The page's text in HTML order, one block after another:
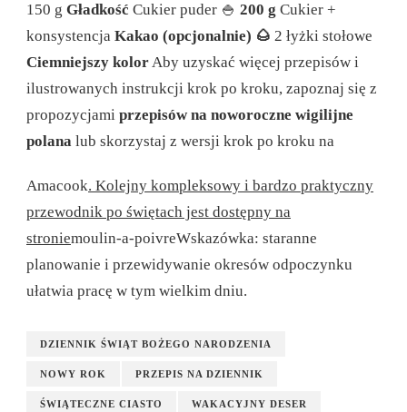
150 g Gładkość Cukier puder 🍚 200 g Cukier +
konsystencja Kakao (opcjonalnie) 🌰 2 łyżki stołowe
Ciemniejszy kolorAby uzyskać więcej przepisów i
ilustrowanych instrukcji krok po kroku, zapoznaj się z
propozycjami przepisów na noworoczne wigilijne
polana lub skorzystaj z wersji krok po kroku na
Amacook. Kolejny kompleksowy i bardzo praktyczny
przewodnik po świętach jest dostępny na
stroniemoulin-a-poivreWskazówka: staranne
planowanie i przewidywanie okresów odpoczynku
ułatwia pracę w tym wielkim dniu.
DZIENNIK ŚWIĄT BOŻEGO NARODZENIA
NOWY ROK PRZEPIS NA DZIENNIK
ŚWIĄTECZNE CIASTO WAKACYJNY DESER